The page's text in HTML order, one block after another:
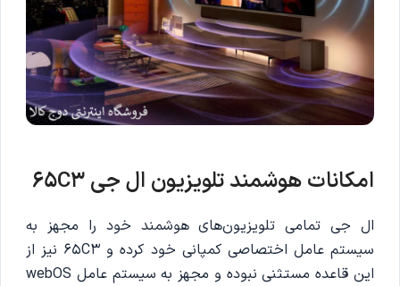
امکانات هوشمند تلویزیون ال جی 65C3
ال جی تمامی تلویزیون‌های هوشمند خود را مجهز به
سیستم عامل اختصاصی کمپانی خود کرده و 65C3 نیز از
این قاعده مستثنی نبوده و مجهز به سیستم عامل webOS